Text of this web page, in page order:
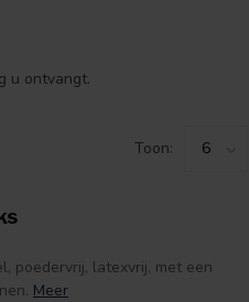
u ontvangt.
Toon:
poedervrij, latexvrij, met een
Meer